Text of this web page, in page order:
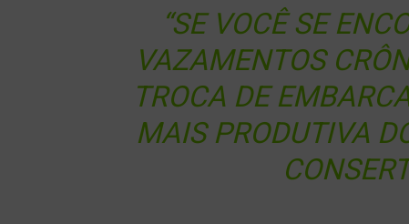
“SE VOCÊ SE
VAZAMENTOS
TROCA DE
MAIS PRODUTIVA